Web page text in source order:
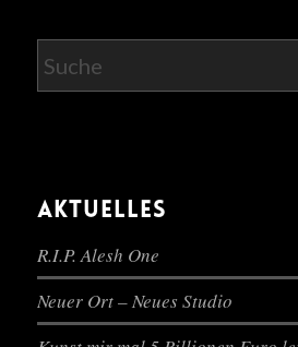
AKTUELLES
R.I.P. Alesh One
Neuer Ort – Neues Studio